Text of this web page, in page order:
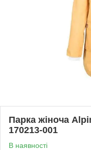
Парка жіноча
170213-001
В наявності